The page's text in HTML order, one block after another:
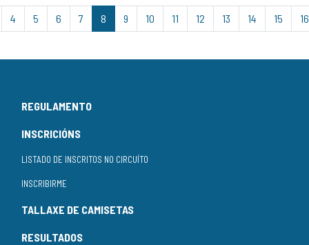
4 5 6 7 8 9 10 11 12 13 14 15 16
REGULAMENTO
INSCRICIÓNS
LISTADO DE INSCRITOS NO CIRCUÍTO
INSCRIBIRME
TALLAXE DE CAMISETAS
RESULTADOS